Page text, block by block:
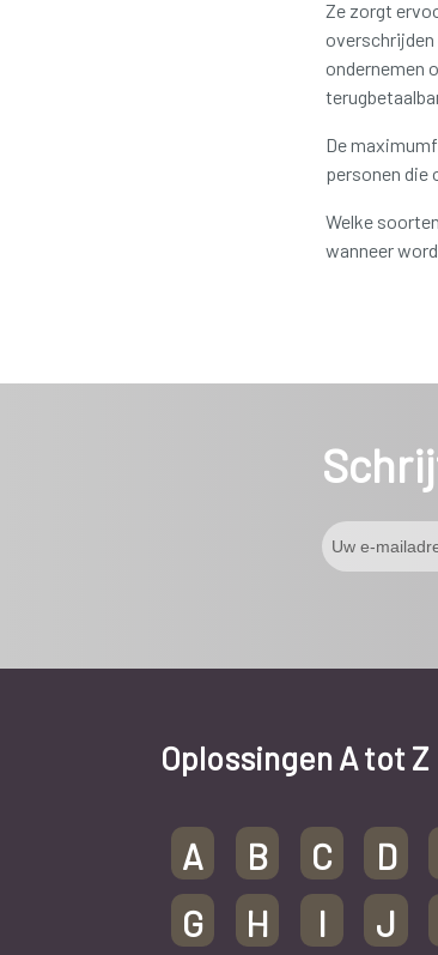
Ze zorgt
overschrijden
ondernemen
De
personen die
Welke
wanneer
Oplossingen A tot Z
A B C D
G
H I J